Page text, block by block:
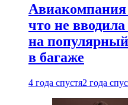
Авиакомпания
что не вводила
на
в багаже
4 года спустя2 года